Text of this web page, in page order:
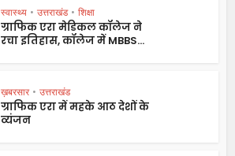
स्वास्थ्य • उत्तराखंड • शिक्षा
ग्राफिक एरा मेडिकल कॉलेज ने
रचा इतिहास, कॉलेज में MBBS...
ख़बरसार • उत्तराखंड
ग्राफिक एरा में महके आठ देशों के
व्यंजन